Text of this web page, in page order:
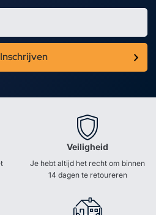
Inschrijven
Veiligheid
Je hebt altijd het recht om binnen
14 dagen te retoureren